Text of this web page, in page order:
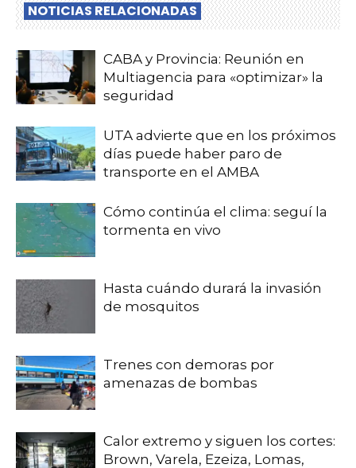
NOTICIAS RELACIONADAS
CABA y Provincia: Reunión en
Multiagencia para «optimizar» la
seguridad
UTA advierte que en los próximos
días puede haber paro de
transporte en el AMBA
Cómo continúa el clima: seguí la
tormenta en vivo
Hasta cuándo durará la invasión
de mosquitos
Trenes con demoras por
amenazas de bombas
Calor extremo y siguen los cortes:
Brown, Varela, Ezeiza, Lomas,